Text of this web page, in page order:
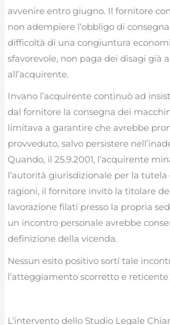
avvenire entro giugno. Il fornitore
non adempiere l’obbligo di
difficoltà di una congiuntura
sfavorevole, non paga dei disagi già
all’acquirente.
Invano l’acquirente continuò ad
dal fornitore la consegna dei
limitava a garantire che avrebbe
provveduto, salvo persistere
Quando, il 25.9.2001, l’acquirente
l’autorità giurisdizionale per la
ragioni, il fornitore invitò la titolare
lavorazione filati presso la propria
un incontro personale avrebbe
definizione della vicenda.
Nessun esito positivo sortí tale
l’atteggiamento scorretto e
L’intervento dello Studio Legale